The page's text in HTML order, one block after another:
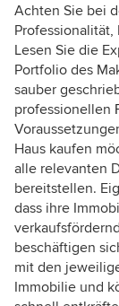
Achten Sie bei
Lesen Sie die
Portfolio des
sauber
professionellen
Haus kaufen
alle relevanten
bereitstellen.
dass ihre
beschäftigen
mit den
Immobilie und